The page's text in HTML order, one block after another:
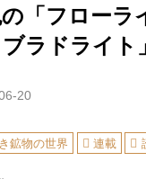
「フローラ
ブラドライト」
20
鉱物の世界 連載